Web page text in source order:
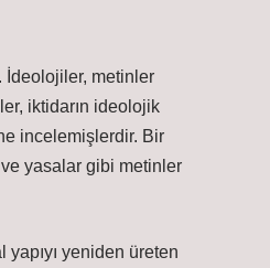
İdeolojiler, metinler
iktidarın ideolojik
incelemişlerdir. Bir
yasalar gibi metinler
yeniden üreten